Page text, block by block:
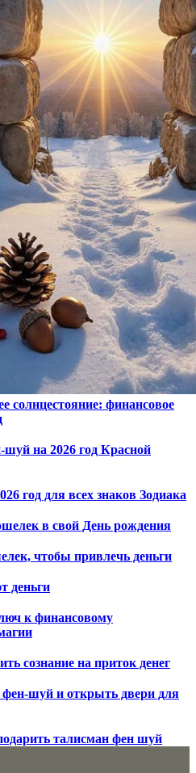
солнцестояние: финансовое
на 2026 год Красной
год для всех знаков Зодиака
в свой День рождения
чтобы привлечь деньги
деньги
к финансовому
сознание на приток денег
фен-шуй и открыть двери для
талисман фен шуй